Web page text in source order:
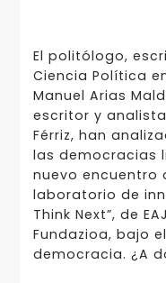
El politólogo,
Ciencia Política
Manuel Arias
escritor y
Férriz, han
las democracias
nuevo encuentro
laboratorio de
Think Next”, de
Fundazioa, bajo
democracia. ¿A